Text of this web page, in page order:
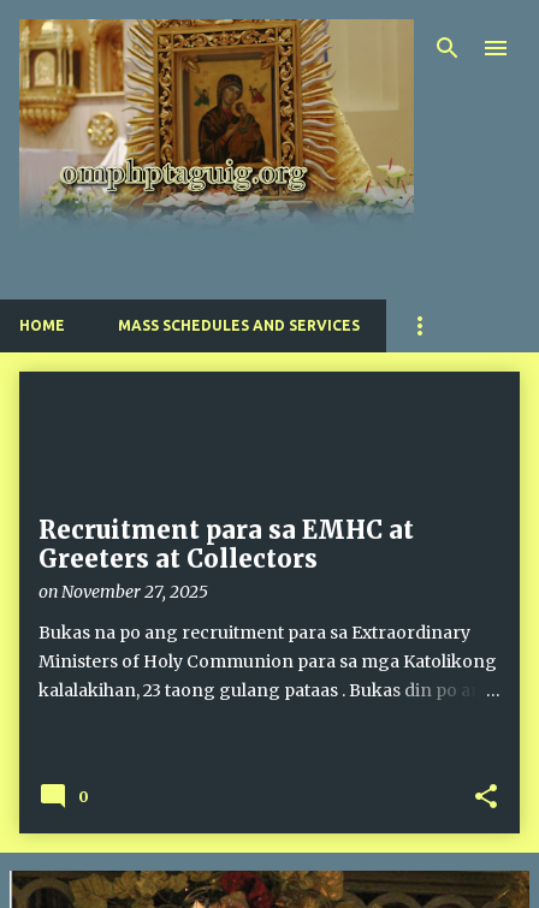
Skip to main content
HOME MASS SCHEDULES AND SERVICES
Recruitment para sa EMHC at
Greeters at Collectors
onNovember 27, 2025
Bukas na po ang recruitment para sa Extraordinary
Ministers of Holy Communion para sa mga Katolikong
kalalakihan, 23 taong gulang pataas . Bukas din po ang
ng EMHC, Greeters at Collectors, o magtungo sa Parish
Office . Lahat ng mag-aaplay ay dadaan muna sa
Maraming salamat po at inaanyayahan po namin ang
0